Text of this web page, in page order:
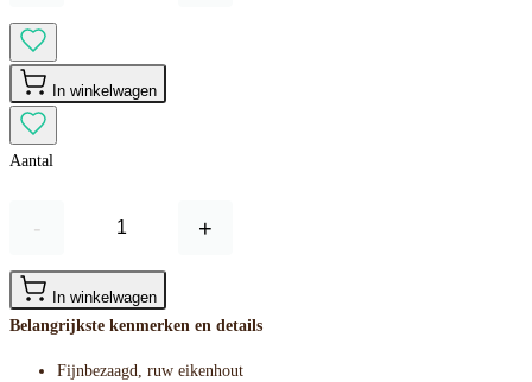
In winkelwagen
Aantal
- +
In winkelwagen
Belangrijkste kenmerken en details
Fijnbezaagd, ruw eikenhout